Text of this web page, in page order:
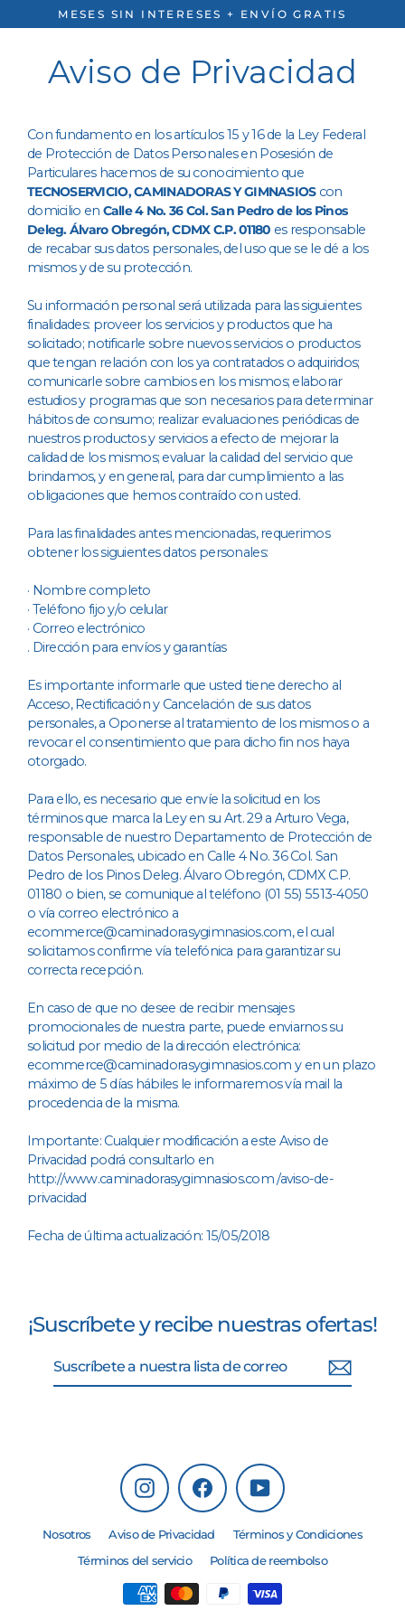
directamente
contenido
MESES SIN INTERESES + ENVÍO GRATIS
Aviso de Privacidad
Con fundamento en los artículos 15 y 16 de la Ley Federal
de Protección de Datos Personales en Posesión de
Particulares hacemos de su conocimiento que
TECNOSERVICIO, CAMINADORAS Y GIMNASIOScon
domicilio en Calle 4 No. 36 Col. San Pedro de los Pinos
Deleg. Álvaro Obregón, CDMX C.P. 01180 es responsable
de recabar sus datos personales, del uso que se le dé a los
mismos y de su protección.
Su información personal será utilizada para las siguientes
finalidades: proveer los servicios y productos que ha
solicitado; notificarle sobre nuevos servicios o productos
que tengan relación con los ya contratados o adquiridos;
comunicarle sobre cambios en los mismos; elaborar
estudios y programas que son necesarios para determinar
hábitos de consumo; realizar evaluaciones periódicas de
nuestros productos y servicios a efecto de mejorar la
calidad de los mismos; evaluar la calidad del servicio que
brindamos, y en general, para dar cumplimiento a las
obligaciones que hemos contraído con usted.
Para las finalidades antes mencionadas, requerimos
obtener los siguientes datos personales:
· Nombre completo
· Teléfono fijo y/o celular
· Correo electrónico
. Dirección para envíos y garantías
Es importante informarle que usted tiene derecho al
Acceso, Rectificación y Cancelación de sus datos
personales, a Oponerse al tratamiento de los mismos o a
revocar el consentimiento que para dicho fin nos haya
otorgado.
Para ello, es necesario que envíe la solicitud en los
términos que marca la Ley en su Art. 29 a Arturo Vega,
responsable de nuestro Departamento de Protección de
Datos Personales, ubicado en Calle 4 No. 36 Col. San
Pedro de los Pinos Deleg. Álvaro Obregón, CDMX C.P.
01180 o bien, se comunique al teléfono (01 55) 5513-4050
o vía correo electrónico a
ecommerce@caminadorasygimnasios.com, el cual
solicitamos confirme vía telefónica para garantizar su
correcta recepción.
En caso de que no desee de recibir mensajes
promocionales de nuestra parte, puede enviarnos su
solicitud por medio de la dirección electrónica:
ecommerce@caminadorasygimnasios.com y en un plazo
máximo de 5 días hábiles le informaremos vía mail la
procedencia de la misma.
Importante: Cualquier modificación a este Aviso de
Privacidad podrá consultarlo en
http://www.caminadorasygimnasios.com /aviso-de-
privacidad
Fecha de última actualización: 15/05/2018
¡Suscríbete y recibe nuestras ofertas!
nuestra
InstagramFacebook YouTube
Nosotros Aviso de Privacidad
Términos y Condiciones
Términos del servicio
Política de reembolso